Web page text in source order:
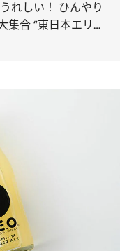
れしい！ ひんやり
集合 “東日本エリア